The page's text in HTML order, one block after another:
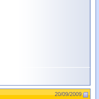
20/09/2009